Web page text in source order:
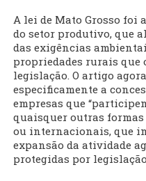
A lei de Mato Grosso foi
do setor produtivo, que
das exigências
propriedades rurais que
legislação. O artigo
especificamente a
empresas que
quaisquer outras
ou internacionais, que
expansão da atividade
protegidas por